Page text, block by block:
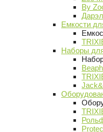
By
Емкости
Наборы